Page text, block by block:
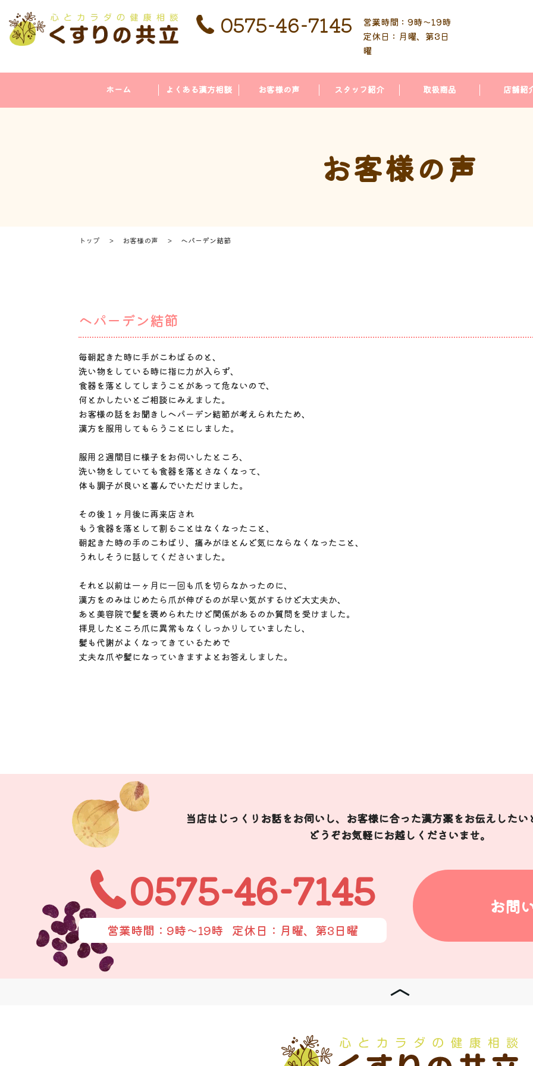
0575-46-7145
営業時間：9時〜19時
定休日：月曜、第3日
曜
ホーム よくある漢方相談 お客様の声 スタッフ紹介 取扱商品 店舗紹
お客様の声
トップ お客様の声 ヘパーデン結節
ヘパーデン結節
毎朝起きた時に手がこわばるのと、
洗い物をしている時に指に力が入らず、
食器を落としてしまうことがあって危ないので、
何とかしたいとご相談にみえました。
お客様の話をお聞きしヘパーデン結節が考えられたため、
漢方を服用してもらうことにしました。
服用２週間目に様子をお伺いしたところ、
洗い物をしていても食器を落とさなくなって、
体も調子が良いと喜んでいただけました。
その後１ヶ月後に再来店され
もう食器を落として割ることはなくなったこと、
朝起きた時の手のこわばり、痛みがほとんど気にならなくなったこと、
うれしそうに話してくださいました。
それと以前は一ヶ月に一回も爪を切らなかったのに、
漢方をのみはじめたら爪が伸びるのが早い気がするけど大丈夫か、
あと美容院で髪を褒められたけど関係があるのか質問を受けました。
拝見したところ爪に異常もなくしっかりしていましたし、
髪も代謝がよくなってきているためで
丈夫な爪や髪になっていきますよとお答えしました。
当店はじっくりお話をお伺いし、お客様に合った漢方薬をお伝えしたい
どうぞお気軽にお越しくださいませ。
0575-46-7145
営業時間：9時〜19時 定休日：月曜、第3日曜
お問